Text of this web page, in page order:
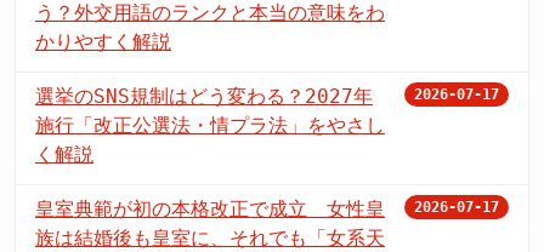
う？外交用語のランクと本当の意味をわ
かりやすく解説
選挙のSNS規制はどう変わる？2027年
施行「改正公選法・情プラ法」をやさし
く解説
2026-07-17
皇室典範が初の本格改正で成立 女性皇
族は結婚後も皇室に、それでも「女系天
2026-07-17